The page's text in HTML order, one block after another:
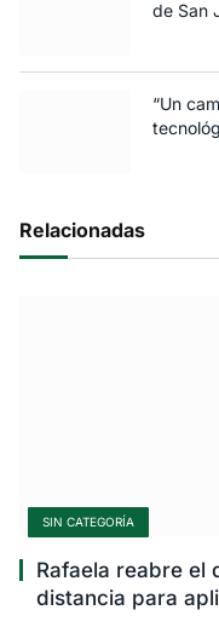
de San
“Un
Relacionadas
SIN CATEGORÍA
Rafaela reabre el
distancia para